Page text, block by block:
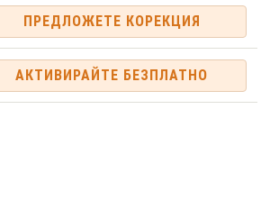
ПРЕДЛОЖЕТЕ КОРЕКЦИЯ
АКТИВИРАЙТЕ БЕЗПЛАТНО